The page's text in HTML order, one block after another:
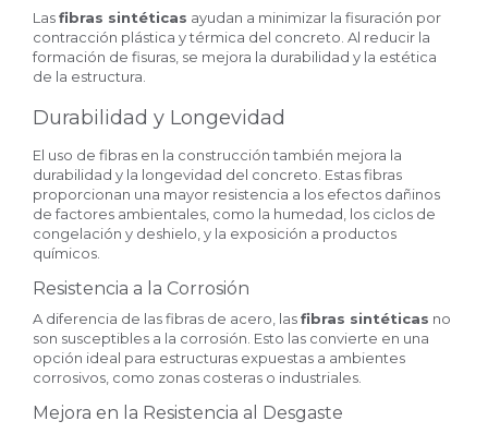
Lasfibras sintéticas ayudan a minimizar la fisuración por
contracción plástica y térmica del concreto. Al reducir la
formación de fisuras, se mejora la durabilidad y la estética
de la estructura.
Durabilidad y Longevidad
El uso de fibras en la construcción también mejora la
durabilidad y la longevidad del concreto. Estas fibras
proporcionan una mayor resistencia a los efectos dañinos
de factores ambientales, como la humedad, los ciclos de
congelación y deshielo, y la exposición a productos
químicos.
Resistencia a la Corrosión
A diferencia de las fibras de acero, lasfibras sintéticas no
son susceptibles a la corrosión. Esto las convierte en una
opción ideal para estructuras expuestas a ambientes
corrosivos, como zonas costeras o industriales.
Mejora en la Resistencia al Desgaste